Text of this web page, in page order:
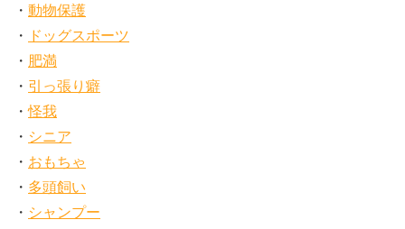
動物保護
ドッグスポーツ
肥満
引っ張り癖
怪我
シニア
おもちゃ
多頭飼い
シャンプー